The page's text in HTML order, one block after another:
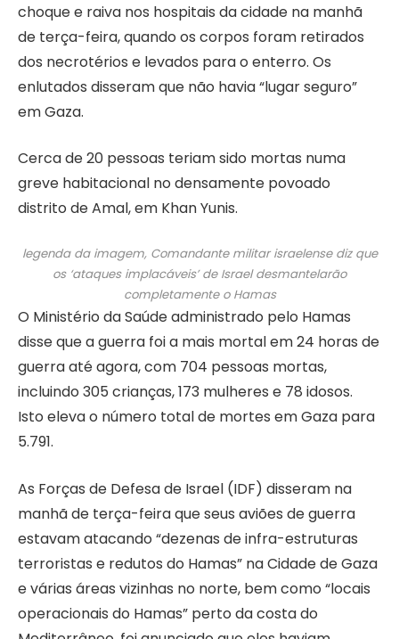
choque e raiva nos hospitais da cidade na manhã
de terça-feira, quando os corpos foram retirados
dos necrotérios e levados para o enterro. Os
enlutados disseram que não havia “lugar seguro”
em Gaza.
Cerca de 20 pessoas teriam sido mortas numa
greve habitacional no densamente povoado
distrito de Amal, em Khan Yunis.
legenda da imagem, Comandante militar israelense diz que
os ‘ataques implacáveis’ de Israel desmantelarão
completamente o Hamas
O Ministério da Saúde administrado pelo Hamas
disse que a guerra foi a mais mortal em 24 horas de
guerra até agora, com 704 pessoas mortas,
incluindo 305 crianças, 173 mulheres e 78 idosos.
Isto eleva o número total de mortes em Gaza para
5.791.
As Forças de Defesa de Israel (IDF) disseram na
manhã de terça-feira que seus aviões de guerra
estavam atacando “dezenas de infra-estruturas
terroristas e redutos do Hamas” na Cidade de Gaza
e várias áreas vizinhas no norte, bem como “locais
operacionais do Hamas” perto da costa do